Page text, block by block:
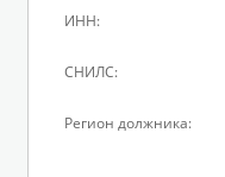
ИНН:
СНИЛС:
Регион должника: